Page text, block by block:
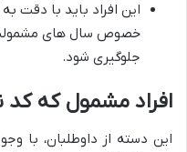
این افراد باید با دقت
خصوص سال های
جلوگیری شود.
افراد مشمول که کد
این دسته از داوطلبان، با